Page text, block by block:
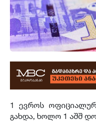
1 ევროს
გახდა, ხოლო 1 აშშ